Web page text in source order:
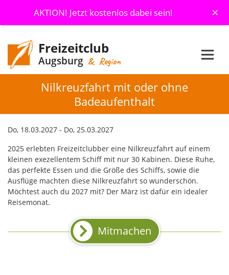
AKTION! Jetzt kostenlos dabei sein! ×
Freizeitclub
Augsburg & Region
Nilkreuzfahrt mit oder ohne
Badeaufenthalt
Do, 18.03.2027 - Do, 25.03.2027
2025 erlebten Freizeitclubber eine Nilkreuzfahrt auf einem
kleinen exezellentem Schiff mit nur 30 Kabinen. Diese Ruhe,
das perfekte Essen und die Größe des Schiffs, sowie die
Ausflüge machten diese Nilkreuzfahrt so wunderschön.
Möchtest auch du 2027 mit? Der März ist dafür ein idealer
Reisemonat.
Mitmachen